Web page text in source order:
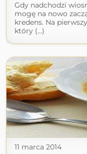
Gdy nadchodzi
mogę na nowo
kredens. Na
który (...)
11 marca 2014